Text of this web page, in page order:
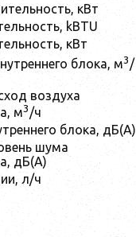
кВт
kBTU
кВт
блока, м3 /
воздуха
м3 /ч
блока, дБ(А)
шума
дБ(А)
л/ч